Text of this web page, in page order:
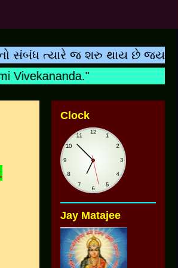
ત્યારે જ શરુ થાય છે જ્યારે
Clock
Jay Matajee